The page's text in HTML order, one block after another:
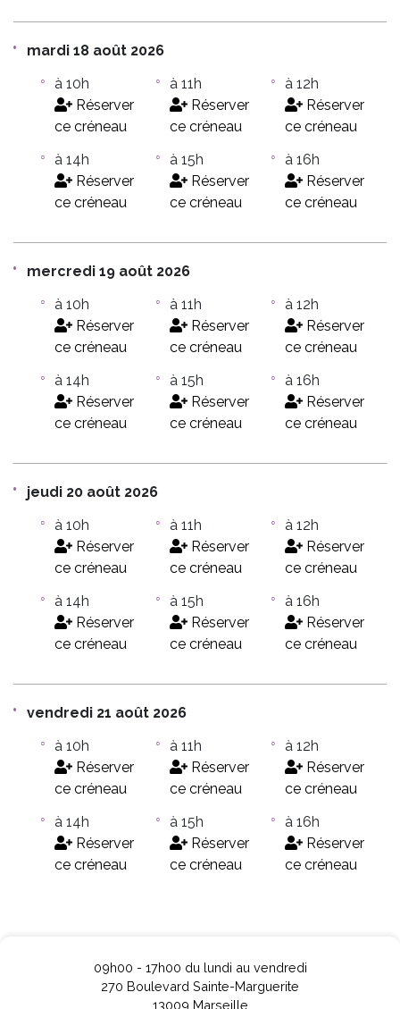
mardi 18 août 2026
à 10h
Réserver
ce créneau
à 11h
Réserver
ce créneau
à 12h
Réserver
ce créneau
à 14h
Réserver
ce créneau
à 15h
Réserver
ce créneau
à 16h
Réserver
ce créneau
mercredi 19 août 2026
à 10h
Réserver
ce créneau
à 11h
Réserver
ce créneau
à 12h
Réserver
ce créneau
à 14h
Réserver
ce créneau
à 15h
Réserver
ce créneau
à 16h
Réserver
ce créneau
jeudi 20 août 2026
à 10h
Réserver
ce créneau
à 11h
Réserver
ce créneau
à 12h
Réserver
ce créneau
à 14h
Réserver
ce créneau
à 15h
Réserver
ce créneau
à 16h
Réserver
ce créneau
vendredi 21 août 2026
à 10h
Réserver
ce créneau
à 11h
Réserver
ce créneau
à 12h
Réserver
ce créneau
à 14h
Réserver
ce créneau
à 15h
Réserver
ce créneau
à 16h
Réserver
ce créneau
09h00 - 17h00 du lundi au vendredi
270 Boulevard Sainte-Marguerite
13009 Marseille